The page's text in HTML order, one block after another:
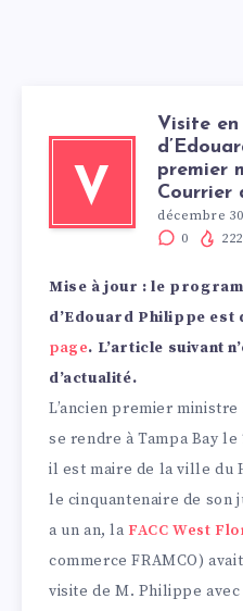
V
Visite
premier
Courrier
décembre
0
222
Mise à jour : le
d’Edouard Philippe est
page. L’article suivant
d’actualité.
L’ancien premier
se rendre à Tampa Bay
il est maire de la ville du
le cinquantenaire de son
a un an, la FACC West
commerce FRAMCO)
visite de M. Philippe